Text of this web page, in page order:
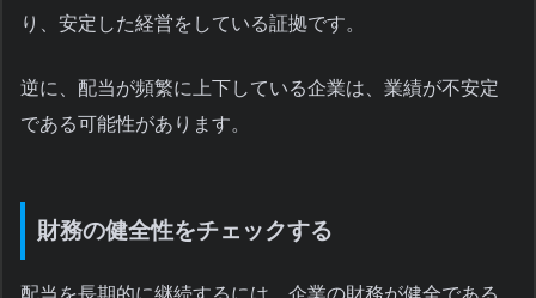
り、安定した経営をしている証拠です。
逆に、配当が頻繁に上下している企業は、業績が不安定
である可能性があります。
財務の健全性をチェックする
配当を長期的に継続するには、企業の財務が健全である